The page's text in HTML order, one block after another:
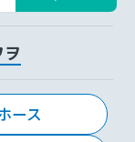
ヲ
ース